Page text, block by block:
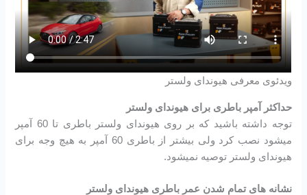
ویدئوی معرفی هیوندای ولستر
حداکثر آمپر باطری برای هیوندای ولستر
توجه داشته باشید که بر روی هیوندای ولستر باطری تا 60 آمپر
میشود نصب کرد ولی بیشتر از باطری 60 آمپر به هیچ وجه برای
هیوندای ولستر توصیه نمیشود.
نشانه های تمام شدن عمر باطری هیوندای ولستر